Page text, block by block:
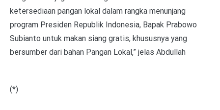
ketersediaan pangan lokal dalam rangka menunjang
program Presiden Republik Indonesia, Bapak Prabowo
Subianto untuk makan siang gratis, khususnya yang
bersumber dari bahan Pangan Lokal,” jelas Abdullah
(*)